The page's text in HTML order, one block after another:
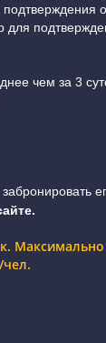
для
чем за 3
чел.